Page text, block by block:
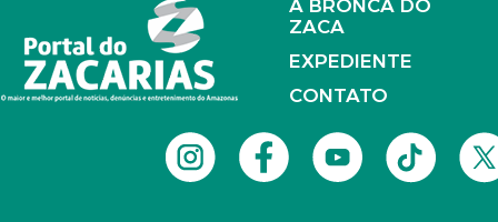
A BRONCA DO
ZACA
EXPEDIENTE
CONTATO